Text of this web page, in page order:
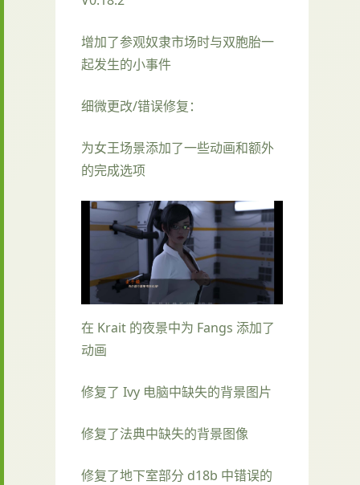
增加了参观奴隶市场时与双胞胎一
起发生的小事件
细微更改/错误修复：
为女王场景添加了一些动画和额外
的完成选项
在 Krait 的夜景中为 Fangs 添加了
动画
修复了 Ivy 电脑中缺失的背景图片
修复了法典中缺失的背景图像
修复了地下室部分 d18b 中错误的